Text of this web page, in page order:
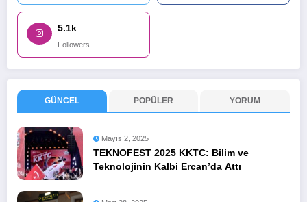
5.1k
Followers
GÜNCEL POPÜLER YORUM
Mayıs 2, 2025
TEKNOFEST 2025 KKTC: Bilim ve
Teknolojinin Kalbi Ercan’da Attı